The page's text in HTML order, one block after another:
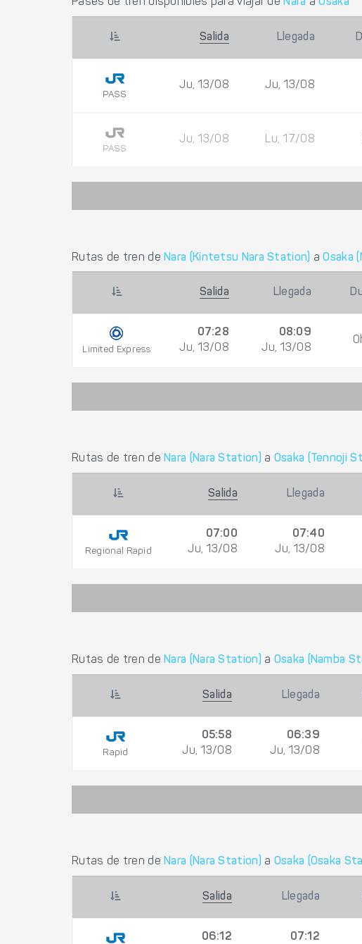
Salida Llegada
PASS
Ju, 13/08 Ju, 13/08
PASS
Ju, 13/08 Lu, 17/08
Rutas de tren de Nara (Kintetsu Nara Station) aOsaka
Salida Llegada
Limited Express
07:28
Ju, 13/08
08:09
Ju, 13/08
Rutas de tren deNara (Nara Station) a Osaka (Tennoji
Salida Llegada
Regional Rapid
07:00
Ju, 13/08
07:40
Ju, 13/08
Rutas de tren de Nara (Nara Station) a Osaka (Namba
Salida Llegada
Rapid
05:58
Ju, 13/08
06:39
Ju, 13/08
Rutas de tren de Nara (Nara Station) a Osaka (Osaka
Salida Llegada
06:12
07:12